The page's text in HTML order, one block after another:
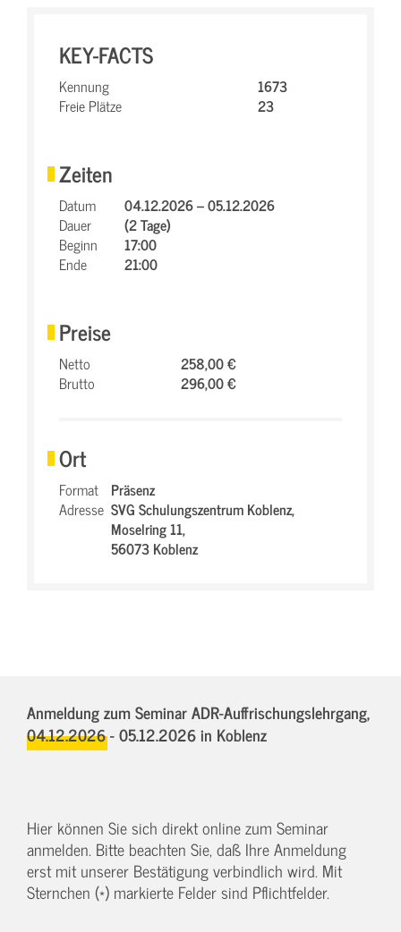
KEY-FACTS
Kennung
1673
Freie Plätze
23
Zeiten
Datum
04.12.2026 – 05.12.2026
Dauer
(2 Tage)
Beginn
17:00
Ende
21:00
Preise
Netto
258,00 €
Brutto
296,00 €
Ort
Format Präsenz
Adresse SVG Schulungszentrum Koblenz,
Moselring 11,
56073 Koblenz
Anmeldung zum Seminar ADR-Auffrischungslehrgang,
04.12.2026 - 05.12.2026in Koblenz
Hier können Sie sich direkt online zum Seminar
anmelden. Bitte beachten Sie, daß Ihre Anmeldung
erst mit unserer Bestätigung verbindlich wird. Mit
Sternchen (*) markierte Felder sind Pflichtfelder.